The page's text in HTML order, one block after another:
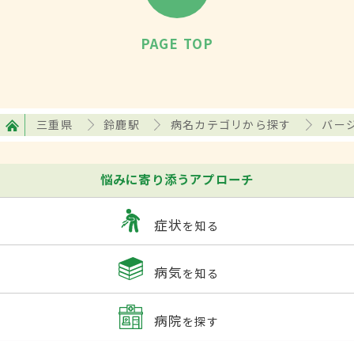
PAGE TOP
三重県 鈴鹿駅 病名カテゴリから探す バー
悩みに寄り添うアプローチ
症状を知る
病気を知る
病院を探す